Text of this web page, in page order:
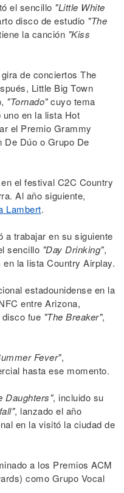
el sencillo "Little White
disco de estudio "The
la canción "Kiss
de conciertos The
Little Big Town
"Tornado"cuyo tema
en la lista Hot
el Premio Grammy
De Dúo o Grupo De
el festival C2C Country
Al año siguiente,
Lambert.
a trabajar en su siguiente
sencillo "Day Drinking",
la lista Country Airplay.
estadounidense en la
entre Arizona,
fue "The Breaker",
Fever",
hasta ese momento.
Daughters", incluido su
, lanzado el año
en la visitó la ciudad de
a los Premios ACM
como Grupo Vocal